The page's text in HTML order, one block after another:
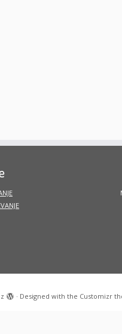
· Designed with the Customizr